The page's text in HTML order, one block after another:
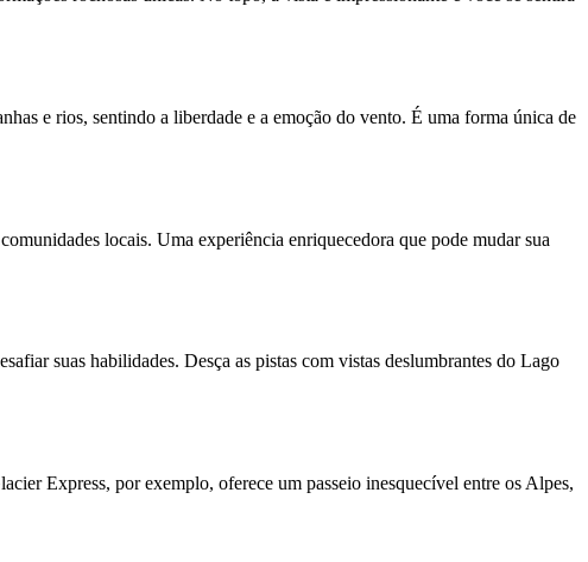
e rios, sentindo a liberdade e a emoção do vento. É uma forma única de
locais. Uma experiência enriquecedora que pode mudar sua
suas habilidades. Desça as pistas com vistas deslumbrantes do Lago
Express, por exemplo, oferece um passeio inesquecível entre os Alpes,